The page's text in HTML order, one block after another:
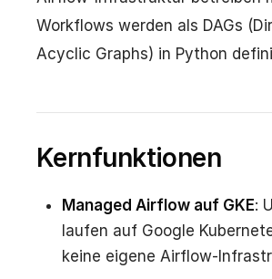
Workflows werden als DAGs
Acyclic Graphs) in Python
Kernfunktionen
Managed Airflow auf GKE:
laufen auf Google
keine eigene Airflow-